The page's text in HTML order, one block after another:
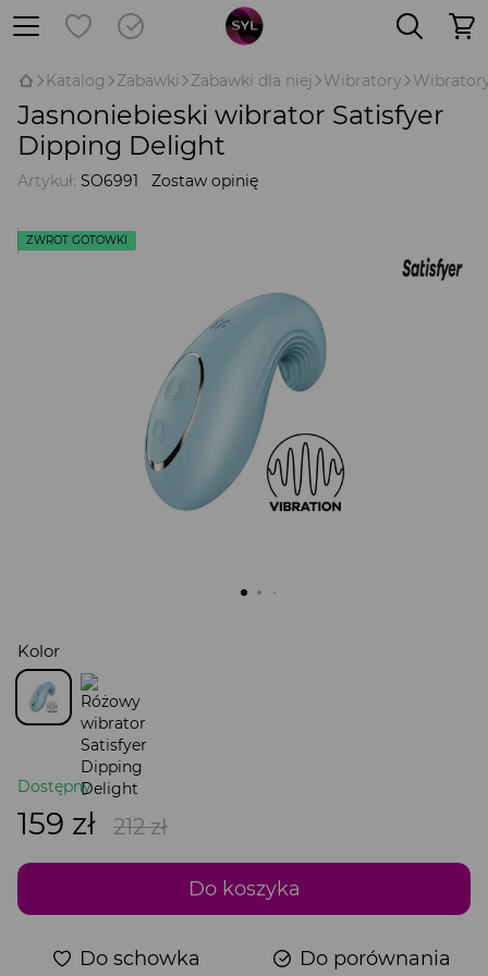
Katalog Zabawki Zabawki dla niej Wibratory
Jasnoniebieski wibrator Satisfyer
Dipping Delight
Artykuł: SO6991 Zostaw opinię
ZWROT GOTÓWKI
Kolor
Dostępny
159 zł 212 zł
Do koszyka
Do schowka Do porównania